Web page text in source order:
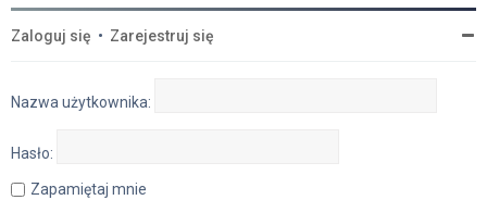
Zaloguj się • Zarejestruj się
Nazwa użytkownika:
Hasło:
Zapamiętaj mnie